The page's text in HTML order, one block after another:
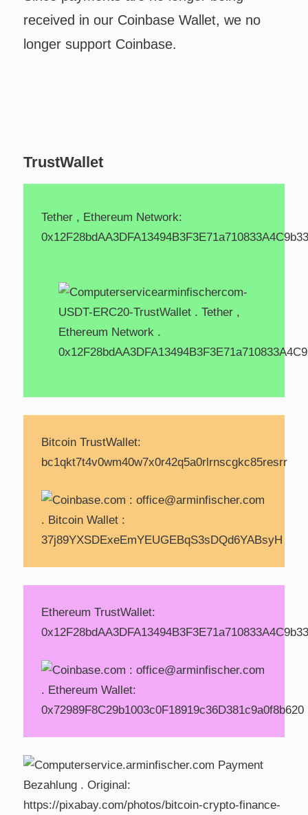
received in our Coinbase Wallet, we no
longer support Coinbase.
TrustWallet
Tether , Ethereum Network:
Bitcoin TrustWallet:
bc1qkt7t4v0wm40w7x0r42q5a0rlrnscgkc85resrr
Ethereum TrustWallet: